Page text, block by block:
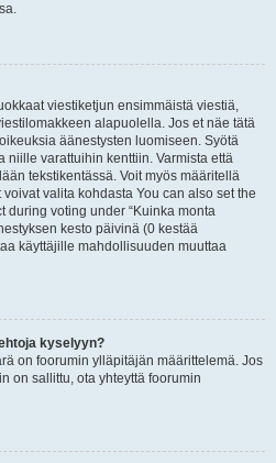
viestiketjun ensimmäistä viestiä,
alapuolella. Jos et näe tätä
äänestysten luomiseen. Syötä
niille varattuihin kenttiin. Varmista että
tekstikentässä. Voit myös määritellä
valita kohdasta You can also set the
during voting under “Kuinka monta
kesto päivinä (0 kestää
käyttäjille mahdollisuuden muuttaa
kyselyyn?
on foorumin ylläpitäjän määrittelemä. Jos
on sallittu, ota yhteyttä foorumin